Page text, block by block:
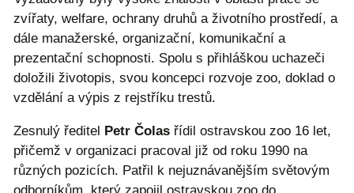
zvířaty, welfare, ochrany druhů a životního prostředí, a
dále manažerské, organizační, komunikační a
prezentační schopnosti. Spolu s přihláškou uchazeči
doložili životopis, svou koncepci rozvoje zoo, doklad o
vzdělání a výpis z rejstříku trestů.
Zesnulý ředitel Petr Čolas řídil ostravskou zoo 16 let,
přičemž v organizaci pracoval již od roku 1990 na
různých pozicích. Patřil k nejuznávanějším světovým
odborníkům, který zapojil ostravskou zoo do